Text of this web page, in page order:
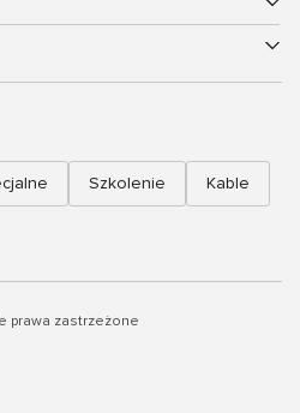
Szkolenie Kable
prawa zastrzeżone